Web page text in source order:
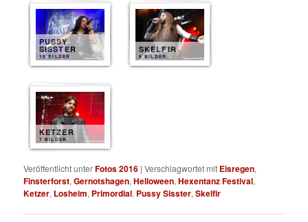
PUSSY
SISSTER
10 BILDER
SKELFIR
8 BILDER
KETZER
7 BILDER
Veröffentlicht unterFotos 2016 |Verschlagwortet mit Eisregen,
Finsterforst,Gernotshagen,Helloween,Hexentanz Festival,
Ketzer, Losheim, Primordial, Pussy Sisster,Skelfir